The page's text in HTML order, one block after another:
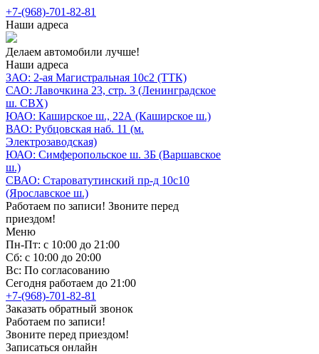
+7-(968)-701-82-81
Наши адреса
Делаем автомобили лучше!
Наши адреса
ЗАО: 2-ая Магистральная 10с2 (ТТК)
САО: Лавочкина 23, стр. 3 (Ленинградское
ш. СВХ)
ЮАО: Каширское ш., 22А (Каширское ш.)
ВАО: Рубцовская наб. 11 (м.
Электрозаводская)
ЮАО: Симферопольское ш. 3Б (Варшавское
ш.)
СВАО: Староватутинский пр-д 10с10
(Ярославское ш.)
Работаем по записи! Звоните перед
приездом!
Меню
Пн-Пт: с 10:00 до 21:00
Сб: с 10:00 до 20:00
Вс: По согласованию
Сегодня работаем до 21:00
+7-(968)-701-82-81
Заказать обратный звонок
Работаем по записи!
Звоните перед приездом!
Записаться онлайн